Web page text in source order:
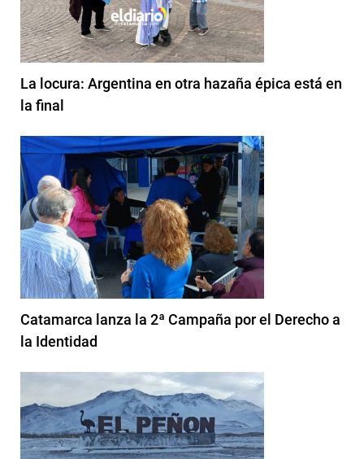
La locura: Argentina en otra hazaña épica está en
la final
Catamarca lanza la 2ª Campaña por el Derecho a
la Identidad